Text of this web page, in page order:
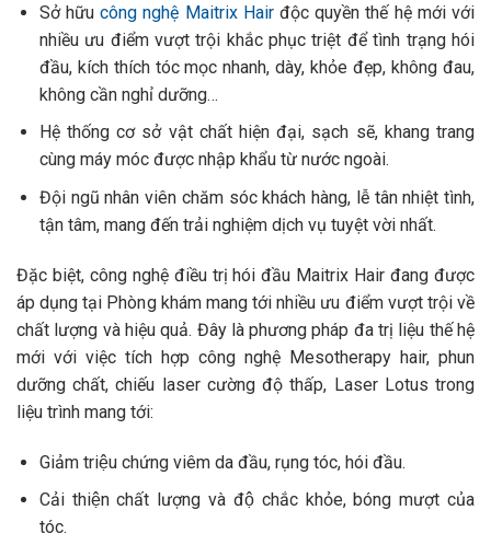
Sở hữucông nghệ Maitrix Hairđộc quyền thế hệ mới với
nhiều ưu điểm vượt trội khắc phục triệt để tình trạng hói
đầu, kích thích tóc mọc nhanh, dày, khỏe đẹp, không đau,
không cần nghỉ dưỡng…
Hệ thống cơ sở vật chất hiện đại, sạch sẽ, khang trang
cùng máy móc được nhập khẩu từ nước ngoài.
Đội ngũ nhân viên chăm sóc khách hàng, lễ tân nhiệt tình,
tận tâm, mang đến trải nghiệm dịch vụ tuyệt vời nhất.
Đặc biệt, công nghệ điều trị hói đầu Maitrix Hair đang được
áp dụng tại Phòng khám mang tới nhiều ưu điểm vượt trội về
chất lượng và hiệu quả. Đây là phương pháp đa trị liệu thế hệ
mới với việc tích hợp công nghệ Mesotherapy hair, phun
dưỡng chất, chiếu laser cường độ thấp, Laser Lotus trong
liệu trình mang tới:
Giảm triệu chứng viêm da đầu, rụng tóc, hói đầu.
Cải thiện chất lượng và độ chắc khỏe, bóng mượt của
tóc.